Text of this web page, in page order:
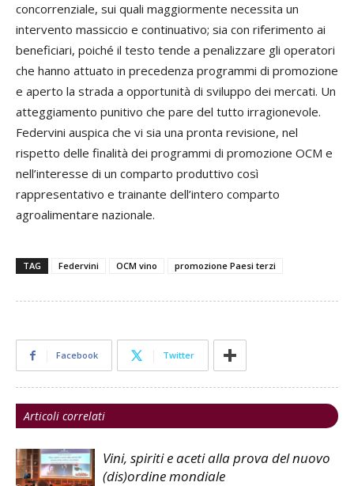
concorrenziale, sui quali maggiormente necessita un
intervento massiccio e continuativo; sia con riferimento ai
beneficiari, poiché il testo tende a penalizzare gli operatori
che hanno attuato in precedenza programmi di promozione
e aperto la strada a opportunità di sviluppo dei mercati. Un
atteggiamento punitivo che pare del tutto irragionevole.
Federvini auspica che vi sia una pronta revisione, nel
rispetto delle finalità dei programmi di promozione OCM e
nell’interesse di un comparto produttivo così
rappresentativo e trainante dell’intero comparto
agroalimentare nazionale.
TAG Federvini OCM vino promozione Paesi terzi
Facebook Twitter
Articoli correlati
Vini, spiriti e aceti alla prova del nuovo
(dis)ordine mondiale